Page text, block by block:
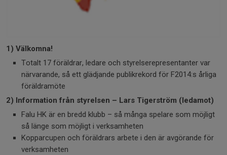
1) Välkomna!
Totalt 17 föräldrar, ledare och styrelserepresentanter var
närvarande, så ett glädjande publikrekord för F2014:s årliga
föräldramöte
2) Information från styrelsen – Lars Tigerström (ledamot)
Falu HK är en bredd klubb – så många spelare som möjligt
så länge som möjligt i verksamheten
Kopparcupen och föräldrars arbete i den är avgörande för
verksamheten